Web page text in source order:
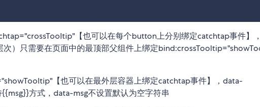
【也可以在每个button上分别绑定catchtap事件】
次）只需要在页面中的最顶部父组件上绑定
【也可以在最外层容器上绑定catchtap事件】，data-
方式，data-msg不设置默认为空字符串